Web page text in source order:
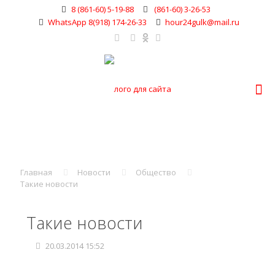
8 (861-60) 5-19-88
(861-60) 3-26-53
WhatsApp 8(918) 174-26-33
hour24gulk@mail.ru
Главная Новости
Общество
Такие новости
Такие новости
20.03.2014 15:52